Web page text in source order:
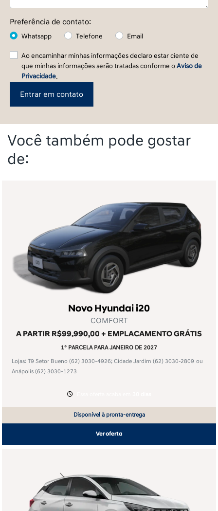
Preferência de contato:
Whatsapp Telefone Email
Ao encaminhar minhas informações declaro estar ciente de
que minhas informações serão tratadas conforme oAviso de
Privacidade.
Entrar em contato
Você também pode gostar
de:
Novo Hyundai i20
COMFORT
A PARTIR R$99.990,00 + EMPLACAMENTO GRÁTIS
1° PARCELA PARA JANEIRO DE 2027
Lojas: T9 Setor Bueno (62) 3030-4926; Cidade Jardim (62) 3030-2809 ou
Anápolis (62) 3030-1273
Disponível à pronta-entrega
Ver oferta